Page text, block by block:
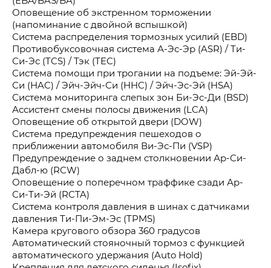
Оповещение об экстренном торможении
(напоминание с двойной вспышкой)
Система распределения тормозных усилий (EBD)
Противобуксовочная система А-Эс-Эр (ASR) / Ти-
Си-Эс (TCS) / Тэк (TEC)
Система помощи при трогании на подъеме: Эй-Эй-
Си (HAC) / Эйч-Эйч-Си (HHC) / Эйч-Эс-Эй (HSA)
Система мониторинга слепых зон Би-Эс-Ди (BSD)
Ассистент смены полосы движения (LCA)
Оповещение об открытой двери (DOW)
Система предупреждения пешеходов о
приближении автомобиля Ви-Эс-Пи (VSP)
Предупреждение о заднем столкновении Ар-Си-
Дабл-ю (RCW)
Оповещение о поперечном траффике сзади Ар-
Си-Ти-Эй (RCTA)
Система контроля давления в шинах с датчиками
давления Ти-Пи-Эм-Эс (TPMS)
Камера кругового обзора 360 градусов
Автоматический стояночный тормоз с функцией
автоматического удержания (Auto Hold)